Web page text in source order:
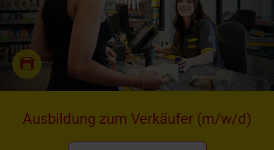
Ausbildung zum Verkäufer (m/w/d)